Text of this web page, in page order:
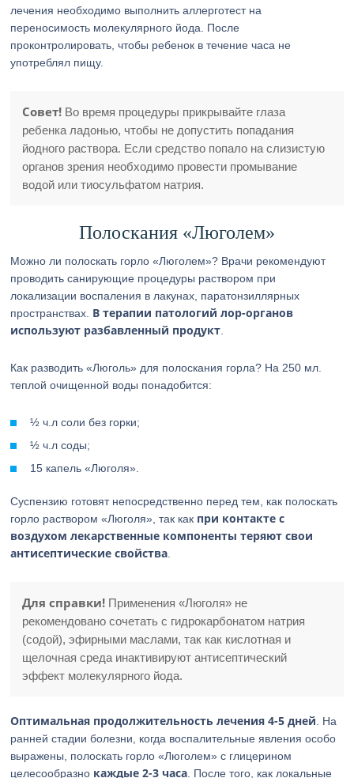
лечения необходимо выполнить аллерготест на
переносимость молекулярного йода. После
проконтролировать, чтобы ребенок в течение часа не
употреблял пищу.
Совет! Во время процедуры прикрывайте глаза
ребенка ладонью, чтобы не допустить попадания
йодного раствора. Если средство попало на слизистую
органов зрения необходимо провести промывание
водой или тиосульфатом натрия.
Полоскания «Люголем»
Можно ли полоскать горло «Люголем»? Врачи рекомендуют
проводить санирующие процедуры раствором при
локализации воспаления в лакунах, паратонзиллярных
пространствах. В терапии патологий лор-органов
используют разбавленный продукт
Как разводить «Люголь» для полоскания горла? На 250 мл.
теплой очищенной воды понадобится:
½ ч.л соли без горки;
½ ч.л соды;
15 капель «Люголя».
Суспензию готовят непосредственно перед тем, как полоскать
горло раствором «Люголя», так как при контакте с
воздухом лекарственные компоненты теряют свои
антисептические свойства
Для справки! Применения «Люголя» не
рекомендовано сочетать с гидрокарбонатом натрия
(содой), эфирными маслами, так как кислотная и
щелочная среда инактивируют антисептический
эффект молекулярного йода.
Оптимальная продолжительность лечения 4-5 дней . На
ранней стадии болезни, когда воспалительные явления особо
выражены, полоскать горло «Люголем» с глицерином
целесообразно каждые 2-3 часа . После того, как локальные